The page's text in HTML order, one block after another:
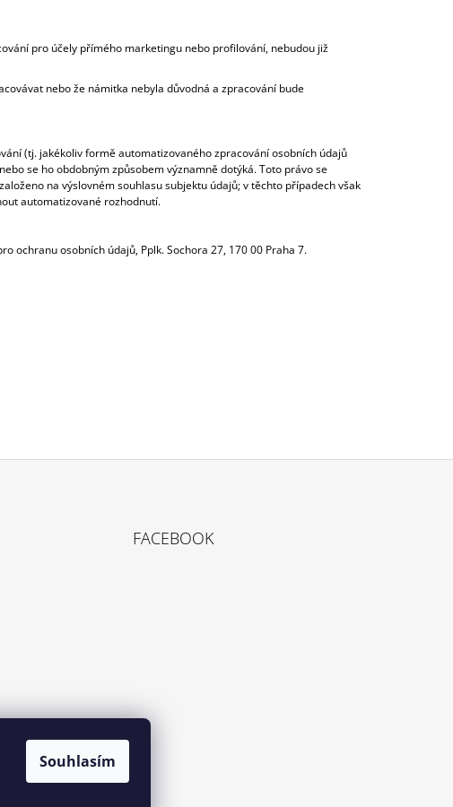
Souhlasím
pro účely přímého marketingu nebo profilování, nebudou již
nebo že námitka nebyla důvodná a zpracování bude
(tj. jakékoliv formě automatizovaného zpracování osobních údajů
se ho obdobným způsobem významně dotýká. Toto právo se
na výslovném souhlasu subjektu údajů; v těchto případech však
automatizované rozhodnutí.
ochranu osobních údajů, Pplk. Sochora 27, 170 00 Praha 7.
FACEBOOK